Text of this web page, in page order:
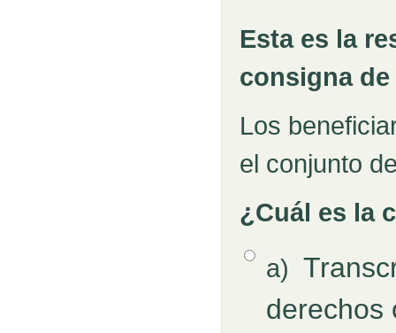
Retroalimentación
Pregunta
Esta es la
consigna
Los
el conjunto
¿Cuál es la
Respuestas
Opción 1a)
derechos